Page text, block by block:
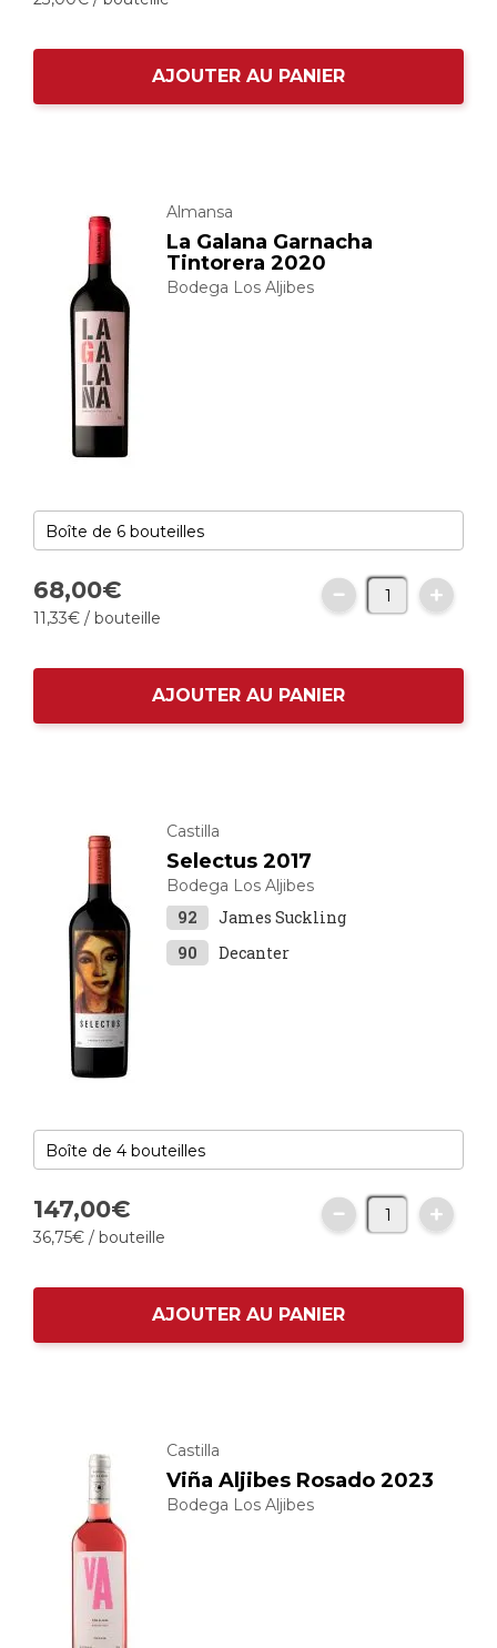
AJOUTER AU PANIER
Almansa
La Galana Garnacha
Tintorera 2020
Bodega Los Aljibes
68,00€
11,33€ / bouteille
AJOUTER AU PANIER
Castilla
Selectus 2017
Bodega Los Aljibes
92
James Suckling
90
Decanter
147,00€
36,75€ / bouteille
AJOUTER AU PANIER
Castilla
Viña Aljibes Rosado 2023
Bodega Los Aljibes